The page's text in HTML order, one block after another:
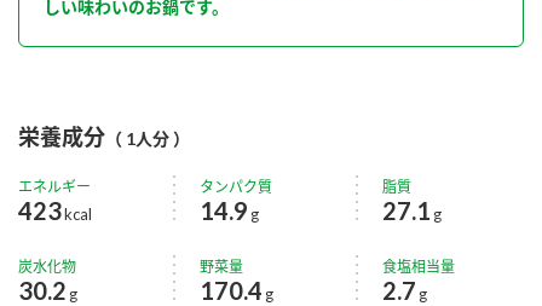
しい味わいのお鍋です。
栄養成分 （ 1人分 ）
エネルギー
423kcal
タンパク質
14.9 g
脂質
27.1 g
炭水化物
30.2 g
野菜量
170.4 g
食塩相当量
2.7 g